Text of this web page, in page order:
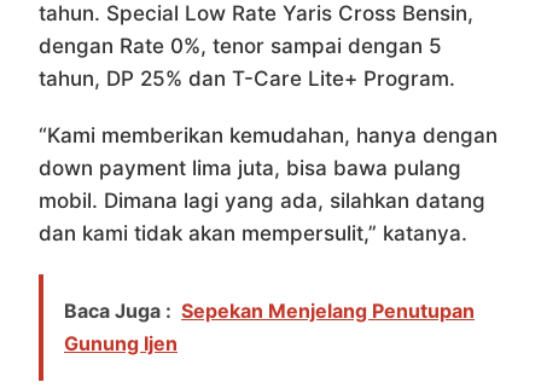
tahun. Special Low Rate Yaris Cross Bensin,
dengan Rate 0%, tenor sampai dengan 5
tahun, DP 25% dan T-Care Lite+ Program.
“Kami memberikan kemudahan, hanya dengan
down payment lima juta, bisa bawa pulang
mobil. Dimana lagi yang ada, silahkan datang
dan kami tidak akan mempersulit,” katanya.
Baca Juga : Sepekan Menjelang Penutupan
Gunung Ijen